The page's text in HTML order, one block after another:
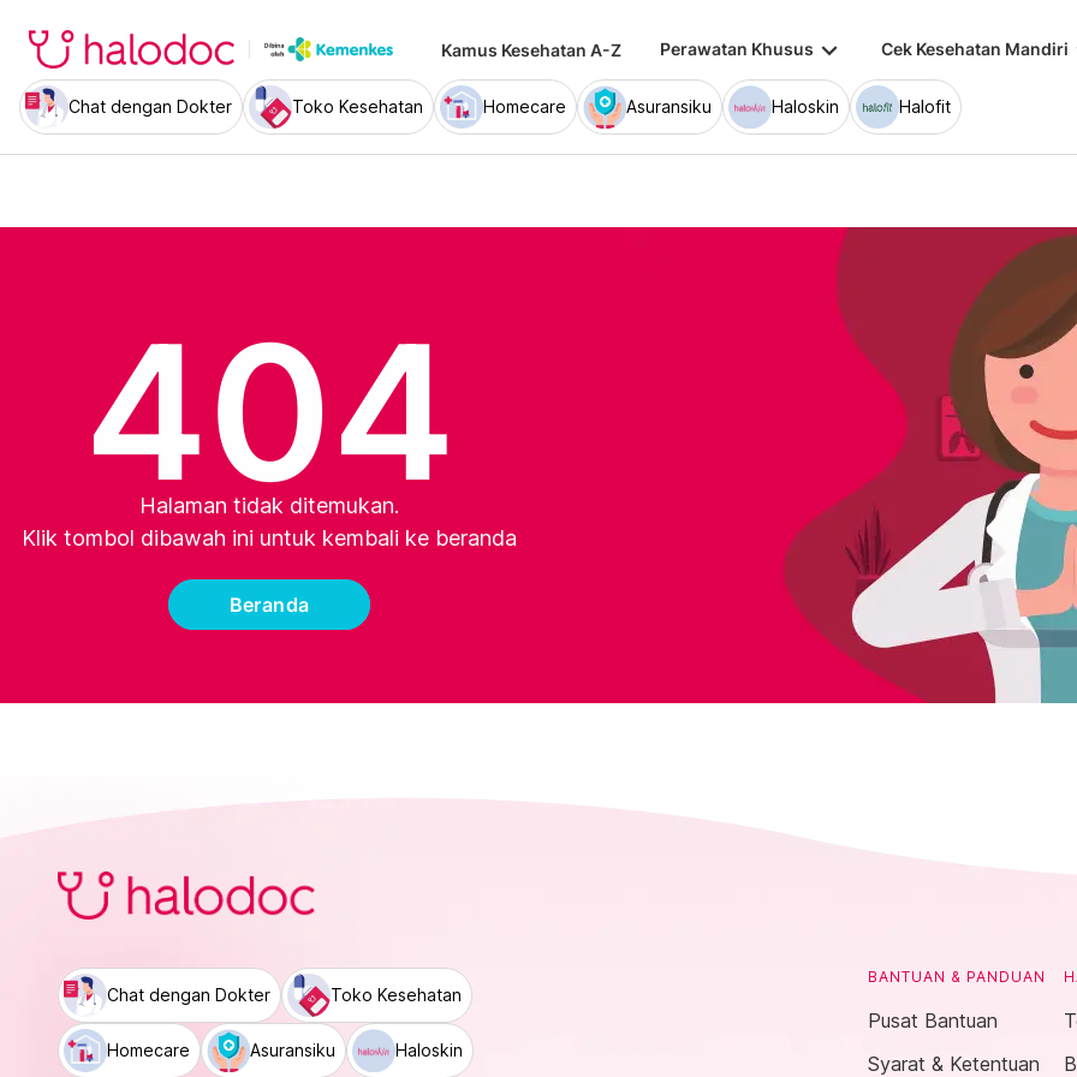
Kamus Kesehatan A-Z Perawatan Khusus keyboard_arrow_down Cek Kesehatan Mandiri
Chat dengan Dokter Toko Kesehatan Homecare Asuransiku Haloskin Halofit
404
Halaman tidak ditemukan.
Klik tombol dibawah ini untuk kembali ke beranda
Beranda
Chat dengan Dokter Toko Kesehatan
Homecare Asuransiku Haloskin
BANTUAN & PANDUAN
Pusat Bantuan
Syarat & Ketentuan